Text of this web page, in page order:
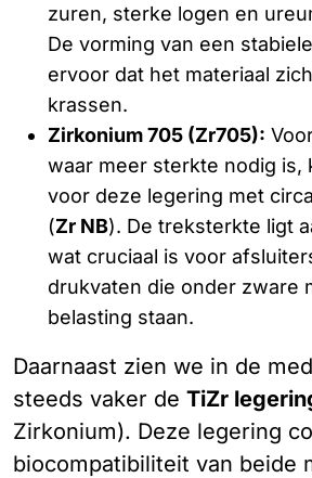
zuren, sterke logen en
De vorming van een
ervoor dat het materiaal
krassen.
Zirkonium 705 (Zr705):
waar meer sterkte nodig is,
voor deze legering met
(Zr NB). De treksterkte ligt
wat cruciaal is voor
drukvaten die onder zware
belasting staan.
Daarnaast zien we in de
steeds vaker de TiZr
Zirkonium). Deze legering
biocompatibiliteit van beide